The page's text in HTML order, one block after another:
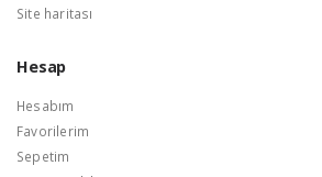
Site haritası
Hesap
Hesabım
Favorilerim
Sepetim